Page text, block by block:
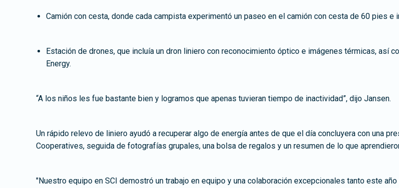
Camión con cesta, donde cada campista experimentó un paseo en el camión con cesta de 60 pies e
Estación de drones, que incluía un dron liniero con reconocimiento óptico e imágenes térmicas, así
Energy.
“A los niños les fue bastante bien y logramos que apenas tuvieran tiempo de inactividad”, dijo Jansen.
Un rápido relevo de liniero ayudó a recuperar algo de energía antes de que el día concluyera con una
Cooperatives, seguida de fotografías grupales, una bolsa de regalos y un resumen de lo que
"Nuestro equipo en SCI demostró un trabajo en equipo y una colaboración excepcionales tanto este